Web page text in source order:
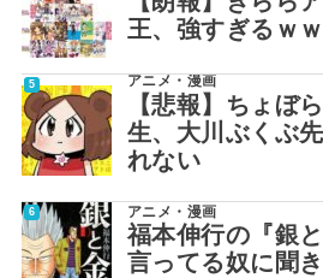
王、強すぎるｗ
アニメ・漫画
【悲報】ちょぼ
生、大川ぶくぶ
れない
アニメ・漫画
福本伸行の『銀
言ってる奴に聞